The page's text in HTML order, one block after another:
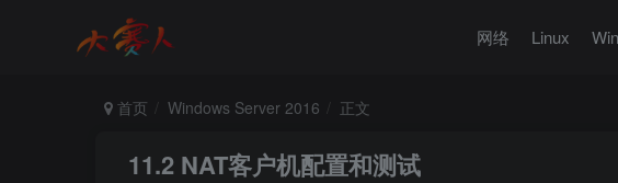
网络 Linux
首页 Windows Server 2016 正文
11.2 NAT客户机配置和测试